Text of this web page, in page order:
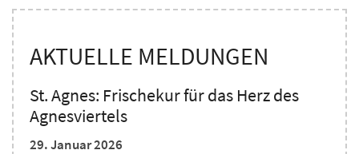
AKTUELLE MELDUNGEN
St. Agnes: Frischekur für das Herz des
Agnesviertels
29. Januar 2026